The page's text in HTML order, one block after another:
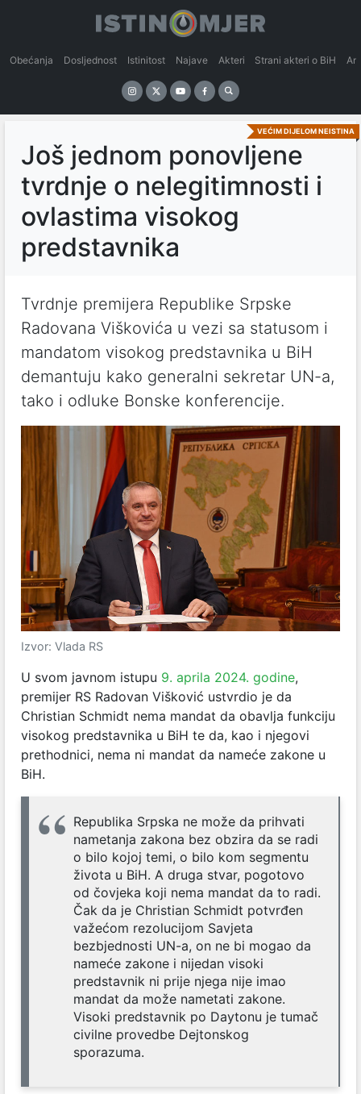
Obećanja Dosljednost Istinitost Najave Akteri Strani akteri o BiH
VEĆIM DIJELOM NEISTINA
Još jednom ponovljene
tvrdnje o nelegitimnosti i
ovlastima visokog
predstavnika
Tvrdnje premijera Republike Srpske
Radovana Viškovića u vezi sa statusom i
mandatom visokog predstavnika u BiH
demantuju kako generalni sekretar UN-a,
tako i odluke Bonske konferencije.
Izvor: Vlada RS
U svom javnom istupu 9. aprila 2024. godine,
premijer RS Radovan Višković ustvrdio je da
Christian Schmidt nema mandat da obavlja funkciju
visokog predstavnika u BiH te da, kao i njegovi
prethodnici, nema ni mandat da nameće zakone u
BiH.
Republika Srpska ne može da prihvati
nametanja zakona bez obzira da se radi
o bilo kojoj temi, o bilo kom segmentu
života u BiH. A druga stvar, pogotovo
od čovjeka koji nema mandat da to radi.
Čak da je Christian Schmidt potvrđen
važećom rezolucijom Savjeta
bezbjednosti UN-a, on ne bi mogao da
nameće zakone i nijedan visoki
predstavnik ni prije njega nije imao
mandat da može nametati zakone.
Visoki predstavnik po Daytonu je tumač
civilne provedbe Dejtonskog
sporazuma.